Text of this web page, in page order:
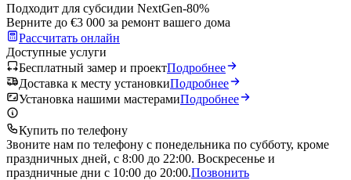
Подходит для субсидии NextGen-80%
Верните до €3 000 за ремонт вашего дома
Рассчитать онлайн
Доступные услуги
Бесплатный замер и проектПодробнее
Доставка к месту установкиПодробнее
Установка нашими мастерамиПодробнее
Купить по телефону
Звоните нам по телефону с понедельника по субботу, кроме
праздничных дней, с 8:00 до 22:00. Воскресенье и
праздничные дни с 10:00 до 20:00.Позвонить